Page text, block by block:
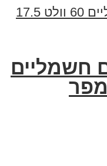
חשמליים